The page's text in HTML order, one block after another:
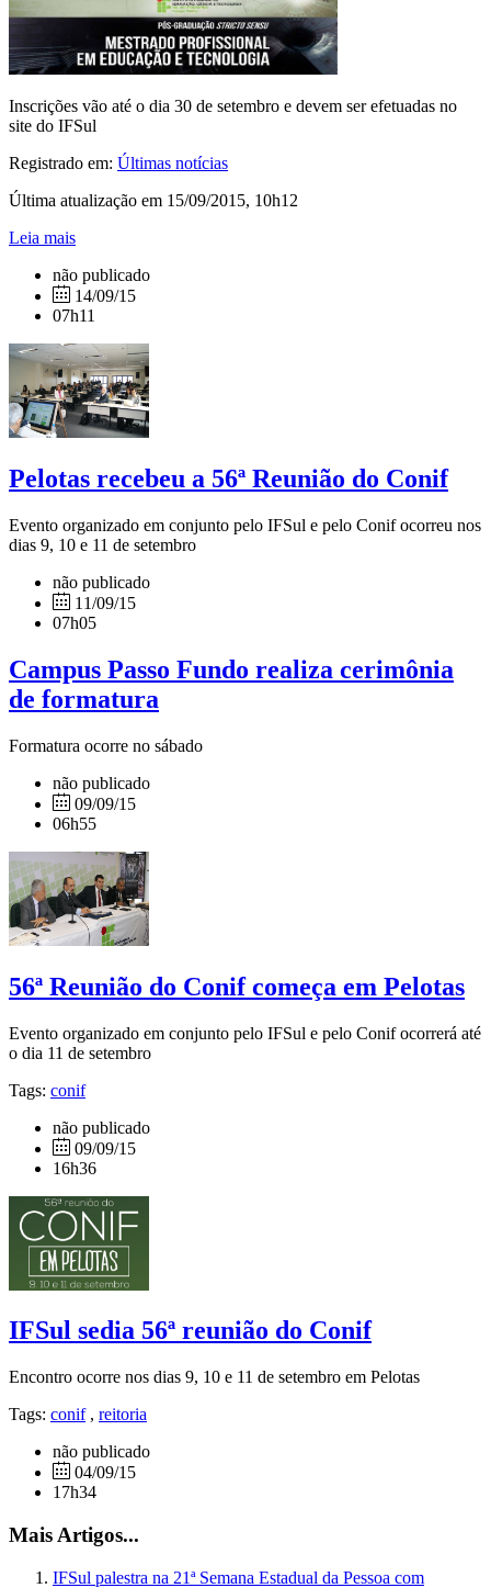
Inscrições vão até o dia 30 de setembro e devem ser efetuadas no
site do IFSul
Registrado em: Últimas notícias
Última atualização em 15/09/2015, 10h12
Leia mais
não publicado
14/09/15
07h11
Pelotas recebeu a 56ª Reunião do Conif
Evento organizado em conjunto pelo IFSul e pelo Conif ocorreu nos
dias 9, 10 e 11 de setembro
não publicado
11/09/15
07h05
Campus Passo Fundo realiza cerimônia
de formatura
Formatura ocorre no sábado
não publicado
09/09/15
06h55
56ª Reunião do Conif começa em Pelotas
Evento organizado em conjunto pelo IFSul e pelo Conif ocorrerá até
o dia 11 de setembro
Tags: conif
não publicado
09/09/15
16h36
IFSul sedia 56ª reunião do Conif
Encontro ocorre nos dias 9, 10 e 11 de setembro em Pelotas
Tags: conif , reitoria
não publicado
04/09/15
17h34
Mais Artigos...
IFSul palestra na 21ª Semana Estadual da Pessoa com